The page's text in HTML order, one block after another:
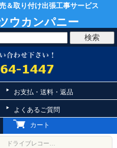
＆取り付け出張工事サービス
ウカンパニー
お支払・送料・返品
よくあるご質問
カート
ドライブレコーダー